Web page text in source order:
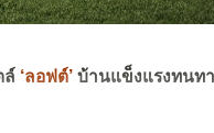
ล์ ‘ลอฟต์’ บ้านแข็งแรงทนท